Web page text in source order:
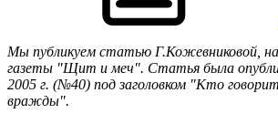
Мы публикуем статью Г.Кожевниковой,
газеты "Щит и меч". Статья была
2005 г. (№40) под заголовком "Кто
вражды".